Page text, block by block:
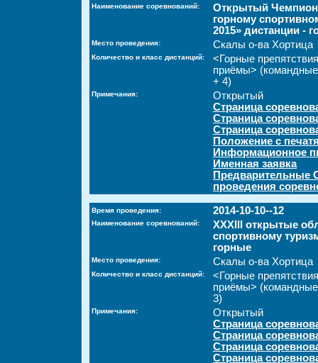
Наименование соревнований:
Открытый
горному
2015» дистанции -
Место проведения: Скалы о-ва Хортица
Количество и класс дистанций:
<Горные
приёмы>
+ 4)
Примечания:
Открытый
Страница
Страница
Страница
Положение с
Информационное
Именная заявка
Предварительные
проведения
Время проведения: 2014-10-10--12
Наименование соревнований:
XXXIII открытые
спортивному
горные
Место проведения: Скалы о-ва Хортица
Количество и класс дистанций:
<Горные
приёмы>
3)
Примечания:
Открытый
Страница
Страница
Страница
Страница